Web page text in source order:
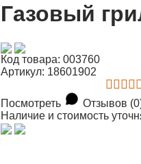
Газовый
Код товара: 003760
Артикул: 18601902
Посмотреть
Отзывов
Наличие и стоимость